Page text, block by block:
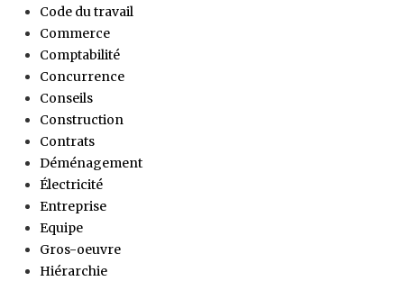
Code du travail
Commerce
Comptabilité
Concurrence
Conseils
Construction
Contrats
Déménagement
Électricité
Entreprise
Equipe
Gros-oeuvre
Hiérarchie